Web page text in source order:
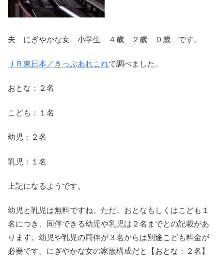
夫 にぎやかな女 小学生 ４歳 ２歳 ０歳 です。
ＪＲ東日本／きっぷあれこれで調べました。
おとな：２名
こども：１名
幼児：２名
乳児：１名
上記になるようです。
幼児と乳児は無料ですね。ただ、おとなもしくはこども１
名につき、同伴できる幼児や乳児は２名までとの記載があ
ります。幼児や乳児の同伴が３名からは別途こども料金が
必要です。にぎやかな女の家族構成だと【おとな：２名】